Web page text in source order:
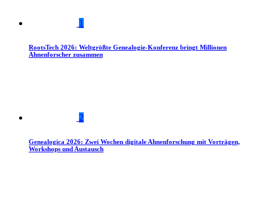
1
RootsTech 2026: Weltgrößte Genealogie-Konferenz bringt Millionen
Ahnenforscher zusammen
2
Genealogica 2026: Zwei Wochen digitale Ahnenforschung mit Vorträgen,
Workshops und Austausch